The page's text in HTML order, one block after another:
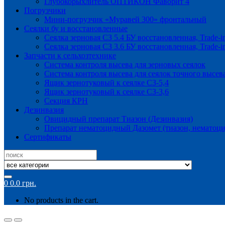
Погрузчики
Мини-погрузчик «Муравей 300» фронтальный
Сеялки бу и восстановленные
Сеялка зерновая СЗ 5.4 БУ восстановленная, Trade-
Сеялка зерновая СЗ 3.6 БУ восстановленная, Trade-
Запчасти к сельхозтехнике
Система контроля высева для зерновых сеялок
Система контроля высева для сеялок точного
Ящик зернотуковый к сеялке СЗ-5,4
Ящик зернотуковый к сеялке СЗ-3,6
Секция КРН
Дезинвазия
Овицидный препарат Тиазон (Дезинвазия)
Препарат нематоцидный Дазомет (тиазон,
Сертификаты
Search
for:
0 0.0 грн.
No products in the cart.